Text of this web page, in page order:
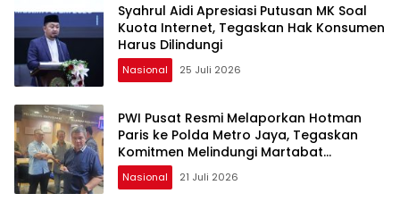
Syahrul Aidi Apresiasi Putusan MK Soal
Kuota Internet, Tegaskan Hak Konsumen
Harus Dilindungi
Nasional 25 Juli 2026
PWI Pusat Resmi Melaporkan Hotman
Paris ke Polda Metro Jaya, Tegaskan
Komitmen Melindungi Martabat
Wartawan
Nasional 21 Juli 2026